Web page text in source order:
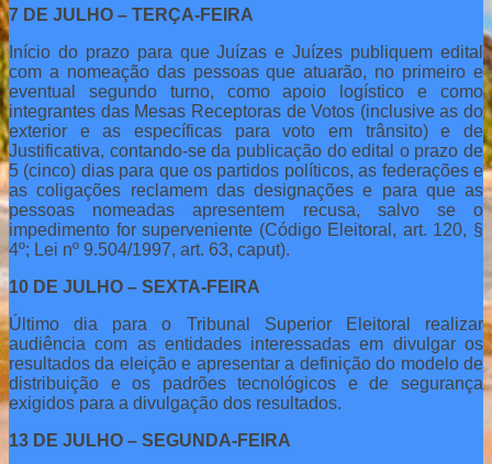
7 DE JULHO – TERÇA-FEIRA
Início do prazo para que Juízas e Juízes publiquem edital
com a nomeação das pessoas que atuarão, no primeiro e
eventual segundo turno, como apoio logístico e como
integrantes das Mesas Receptoras de Votos (inclusive as do
exterior e as específicas para voto em trânsito) e de
Justificativa, contando-se da publicação do edital o prazo de
5 (cinco) dias para que os partidos políticos, as federações e
as coligações reclamem das designações e para que as
pessoas nomeadas apresentem recusa, salvo se o
impedimento for superveniente (Código Eleitoral, art. 120, §
4º; Lei nº 9.504/1997, art. 63, caput).
10 DE JULHO – SEXTA-FEIRA
Último dia para o Tribunal Superior Eleitoral realizar
audiência com as entidades interessadas em divulgar os
resultados da eleição e apresentar a definição do modelo de
distribuição e os padrões tecnológicos e de segurança
exigidos para a divulgação dos resultados.
13 DE JULHO – SEGUNDA-FEIRA